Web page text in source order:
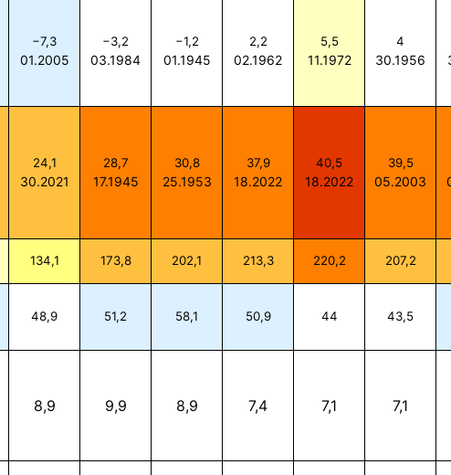
−7,3
01.2005
−3,2
03.1984
−1,2
01.1945
2,2
02.1962
5,5
11.1972
4
30.1956
24,1
30.2021
28,7
17.1945
30,8
25.1953
37,9
18.2022
40,5
18.2022
39,5
05.2003
134,1 173,8 202,1 213,3 220,2 207,2
48,9 51,2 58,1 50,9 44 43,5
8,9 9,9 8,9 7,4 7,1 7,1